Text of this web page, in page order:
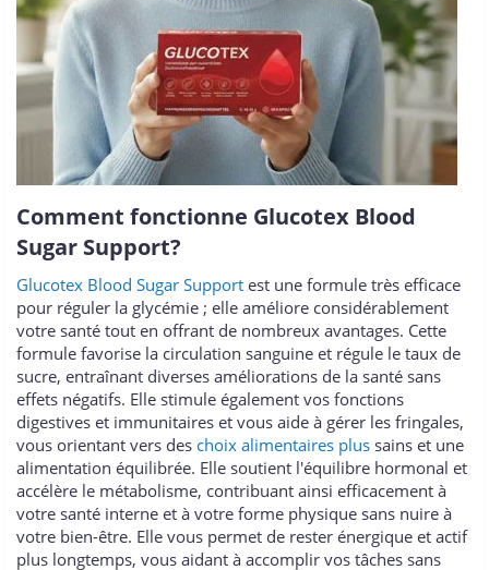
Comment fonctionne Glucotex Blood
Sugar Support?
Glucotex Blood Sugar Support est une formule très efficace
pour réguler la glycémie ; elle améliore considérablement
votre santé tout en offrant de nombreux avantages. Cette
formule favorise la circulation sanguine et régule le taux de
sucre, entraînant diverses améliorations de la santé sans
effets négatifs. Elle stimule également vos fonctions
digestives et immunitaires et vous aide à gérer les fringales,
vous orientant vers des choix alimentaires plus sains et une
alimentation équilibrée. Elle soutient l'équilibre hormonal et
accélère le métabolisme, contribuant ainsi efficacement à
votre santé interne et à votre forme physique sans nuire à
votre bien-être. Elle vous permet de rester énergique et actif
plus longtemps, vous aidant à accomplir vos tâches sans